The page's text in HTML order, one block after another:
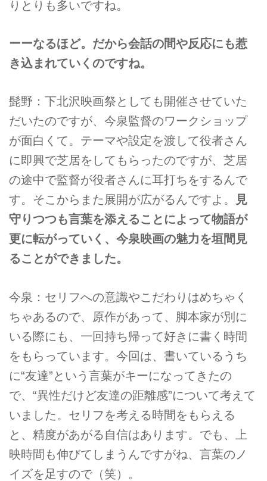
りとりも多いですね。
ーーなるほど。だから会話の間や反応にも惹
き込まれていくのですね。
髭野：下北沢映画祭としても開催させていた
だいたのですが、今泉監督のワークショップ
が面白くて。テーマや設定を渡して役者さん
に即興で芝居をしてもらったのですが、芝居
の途中で監督が役者さんに耳打ちをするんで
す。そこからまた展開が広がるんですよ。
見
守りつつも言葉を添えることによって物語が
更に転がっていく、今泉映画の魅力を垣間見
ることができました。
今泉：セリフへの意識やこだわりはめちゃく
ちゃあるので、原作があって、脚本家が別に
いる際にも、一回持ち帰って好きに書く時間
をもらっています。今回は、書いているうち
に“友達”という言葉がキーになってきたの
で、“異性だけど友達の距離感”について考えて
いました。セリフを考える時間をもらえる
と、精度があがる自信はあります。でも、上
映時間も伸びてしまうんですがね、言葉のノ
イズを足すので（笑）。